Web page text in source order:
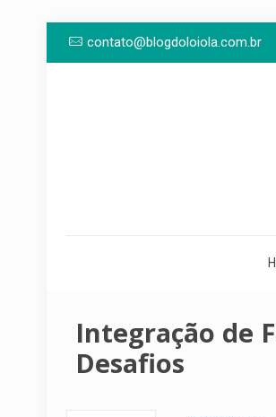
contato@blogdoloiola.com.br
Integração de
Desafios